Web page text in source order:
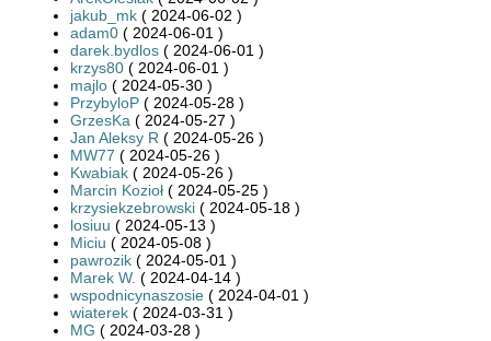
jakub_mk ( 2024-06-02 )
adam0 ( 2024-06-01 )
darek.bydlos ( 2024-06-01 )
krzys80 ( 2024-06-01 )
majlo ( 2024-05-30 )
PrzybyloP ( 2024-05-28 )
GrzesKa ( 2024-05-27 )
Jan Aleksy R ( 2024-05-26 )
MW77 ( 2024-05-26 )
Kwabiak ( 2024-05-26 )
Marcin Kozioł ( 2024-05-25 )
krzysiekzebrowski ( 2024-05-18 )
losiuu ( 2024-05-13 )
Miciu ( 2024-05-08 )
pawrozik ( 2024-05-01 )
Marek W. ( 2024-04-14 )
wspodnicynaszosie ( 2024-04-01 )
wiaterek ( 2024-03-31 )
MG ( 2024-03-28 )